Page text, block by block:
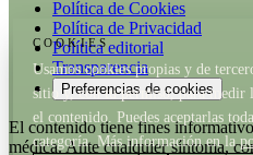
Política de Cookies
Política de Privacidad
Política editorial
Transparencia
Preferencias de cookies
El contenido tiene fines
médica. Ante cualquier síntoma,
COOKIES
Usamos cookies propias y de
sitio y, con tu permiso, para medir
el contenido. Puedes aceptarlas
categoría. Más información en la